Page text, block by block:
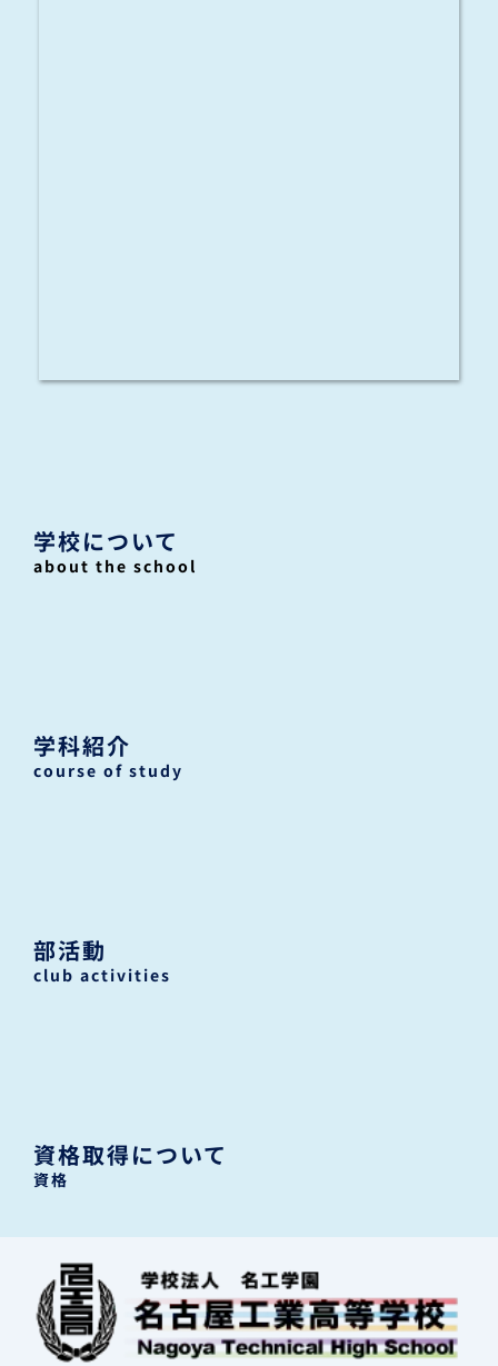
学校について
about the school
学科紹介
course of study
部活動
club activities
資格取得について
資格